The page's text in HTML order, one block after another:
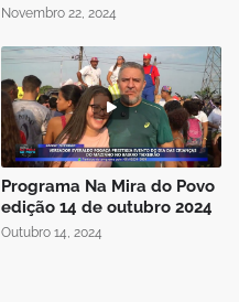
Novembro 22, 2024
Programa Na Mira do Povo
edição 14 de outubro 2024
Outubro 14, 2024